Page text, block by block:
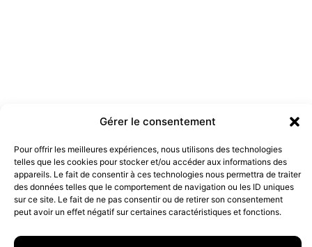
Gérer le consentement
Pour offrir les meilleures expériences, nous utilisons des technologies
telles que les cookies pour stocker et/ou accéder aux informations des
appareils. Le fait de consentir à ces technologies nous permettra de traiter
des données telles que le comportement de navigation ou les ID uniques
sur ce site. Le fait de ne pas consentir ou de retirer son consentement
peut avoir un effet négatif sur certaines caractéristiques et fonctions.
Les marques doivent-elles être engagées ?
19 juillet 2022
10 rue Charlot, 75003 Paris. Contact : +33(0)6 63 07 98 26 ou
Mentions légales–Données Personnelles